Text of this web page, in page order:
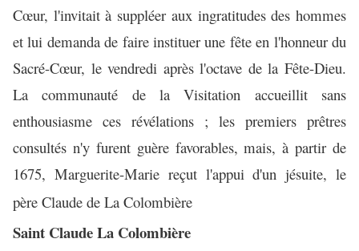
Cœur, l'invitait à suppléer aux ingratitudes des hommes
et lui demanda de faire instituer une fête en l'honneur du
Sacré-Cœur, le vendredi après l'octave de la Fête-Dieu.
La communauté de la Visitation accueillit sans
enthousiasme ces révélations ; les premiers prêtres
consultés n'y furent guère favorables, mais, à partir de
1675, Marguerite-Marie reçut l'appui d'un jésuite, le
père Claude de La Colombière
Saint Claude La Colombière